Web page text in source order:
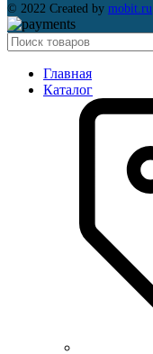
© 2022 Created by mobit.ru
Главная
Каталог